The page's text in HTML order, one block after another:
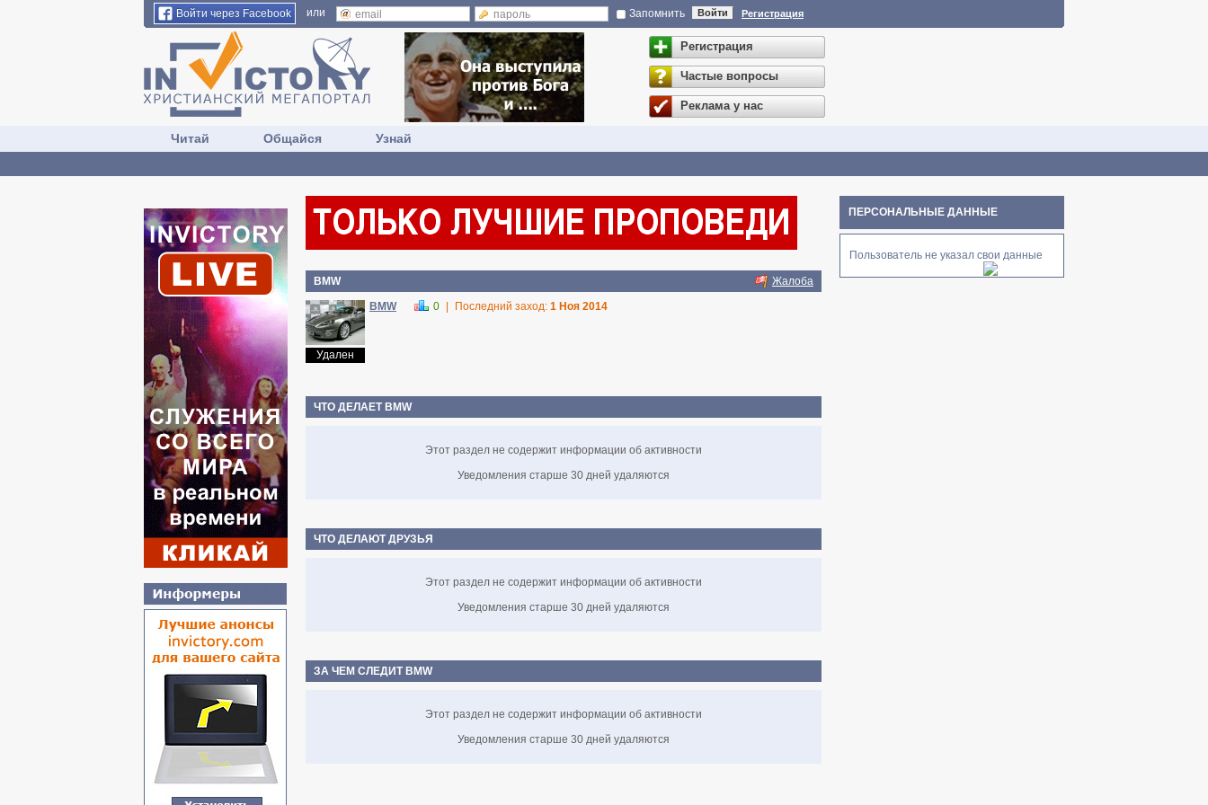
Войти через Facebook или Запомнить Войти Регистрация
Регистрация
Частые вопросы
Реклама у нас
Читай Общайся Узнай
ВMW Жалоба
Удален
ВMW 0 Последний заход: 1 Ноя 2014
ЧТО ДЕЛАЕТ ВMW
Этот раздел не содержит информации об активности
Уведомления старше 30 дней удаляются
ЧТО ДЕЛАЮТ ДРУЗЬЯ
Этот раздел не содержит информации об активности
Уведомления старше 30 дней удаляются
ЗА ЧЕМ СЛЕДИТ ВMW
Этот раздел не содержит информации об активности
Уведомления старше 30 дней удаляются
ПЕРСОНАЛЬНЫЕ ДАННЫЕ
Пользователь не указал свои данные